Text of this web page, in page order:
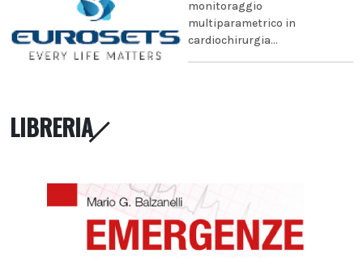
monitoraggio
multiparametrico in
cardiochirurgia...
LIBRERIA